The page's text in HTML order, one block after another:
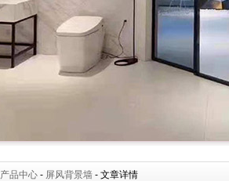
产品中心 - 屏风背景墙 - 文章详情